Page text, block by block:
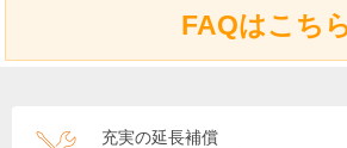
FAQはこち
充実の延長補償